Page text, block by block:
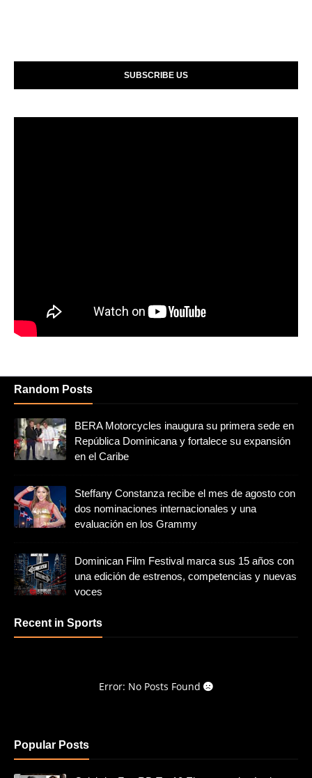
SUBSCRIBE US
Random Posts
BERA Motorcycles inaugura su primera sede en
República Dominicana y fortalece su expansión
en el Caribe
Steffany Constanza recibe el mes de agosto con
dos nominaciones internacionales y una
evaluación en los Grammy
Dominican Film Festival marca sus 15 años con
una edición de estrenos, competencias y nuevas
voces
Recent in Sports
Error: No Posts Found
Popular Posts